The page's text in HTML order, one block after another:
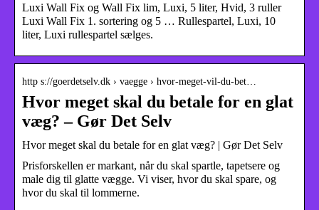
Luxi Wall Fix og Wall Fix lim, Luxi, 5 liter, Hvid, 3 ruller
Luxi Wall Fix 1. sortering og 5 … Rullespartel, Luxi, 10
liter, Luxi rullespartel sælges.
http s://goerdetselv.dk › vaegge › hvor-meget-vil-du-bet…
Hvor meget skal du betale for en glat
væg? – Gør Det Selv
Hvor meget skal du betale for en glat væg? | Gør Det Selv
Prisforskellen er markant, når du skal spartle, tapetsere og
male dig til glatte vægge. Vi viser, hvor du skal spare, og
hvor du skal til lommerne.